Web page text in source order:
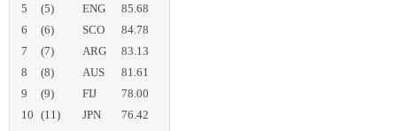
5
(5) ENG
85.68
6
(6) SCO
84.78
7
(7) ARG
83.13
8
(8) AUS
81.61
9
(9) FIJ
78.00
10 (11) JPN 76.42